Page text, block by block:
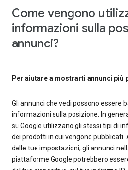
Come vengono
informazioni sulla
annunci?
Per aiutare a mostrarti annunci più
Gli annunci che vedi possono essere
informazioni sulla posizione. In
su Google utilizzano gli stessi tipi di
dei prodotti in cui vengono pubblicati.
delle tue impostazioni, gli annunci
piattaforme Google potrebbero